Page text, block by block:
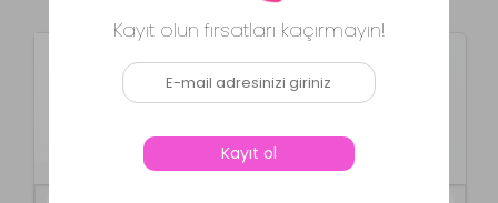
Ürün Soru ve Cevapları
Remsa MayoRemsa Paraşüt Önü
Kapaklı Tam Kapalı Tesettür